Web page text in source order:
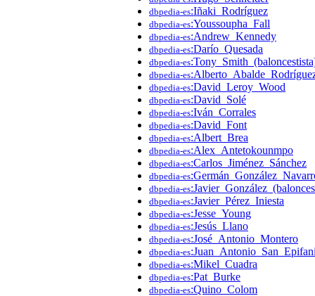
dbpedia-es:Iñaki_Rodríguez
dbpedia-es:Youssoupha_Fall
dbpedia-es:Andrew_Kennedy
dbpedia-es:Darío_Quesada
dbpedia-es
dbpedia-es
dbpedia-es:David_Leroy_Wood
dbpedia-es:David_Solé
dbpedia-es:Iván_Corrales
dbpedia-es:David_Font
dbpedia-es:Albert_Brea
dbpedia-es:Alex_Antetokounmpo
dbpedia-es:Carlos_Jiménez_Sánchez
dbpedia-es
dbpedia-es
dbpedia-es:Javier_Pérez_Iniesta
dbpedia-es:Jesse_Young
dbpedia-es:Jesús_Llano
dbpedia-es:José_Antonio_Montero
dbpedia-es
dbpedia-es:Mikel_Cuadra
dbpedia-es:Pat_Burke
dbpedia-es:Quino_Colom